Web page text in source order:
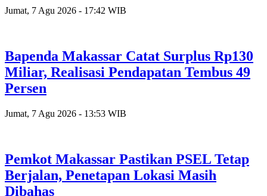
Jumat, 7 Agu 2026 - 17:42 WIB
Bapenda Makassar Catat Surplus Rp130
Miliar, Realisasi Pendapatan Tembus 49
Persen
Jumat, 7 Agu 2026 - 13:53 WIB
Pemkot Makassar Pastikan PSEL Tetap
Berjalan, Penetapan Lokasi Masih
Dibahas